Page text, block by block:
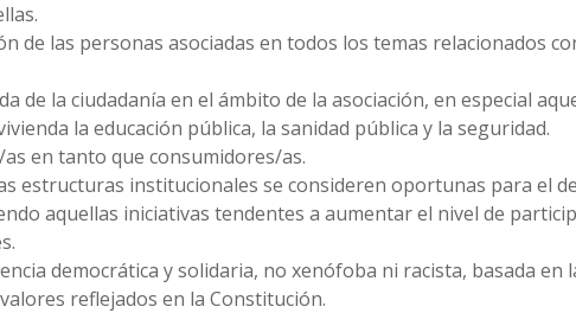
de las personas asociadas en todos los temas relacionados
de la ciudadanía en el ámbito de la asociación, en especial
la educación pública, la sanidad pública y la seguridad.
en tanto que consumidores/as.
estructuras institucionales se consideren oportunas para el
aquellas iniciativas tendentes a aumentar el nivel de
democrática y solidaria, no xenófoba ni racista, basada en
reflejados en la Constitución.